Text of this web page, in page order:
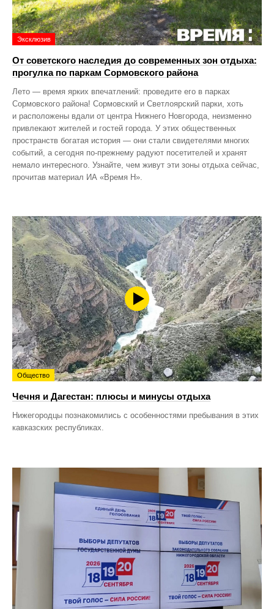
Эксклюзив
От советского наследия до современных зон отдыха:
прогулка по паркам Сормовского района
Лето — время ярких впечатлений: проведите его в парках
Сормовского района! Сормовский и Светлоярский парки, хоть
и расположены вдали от центра Нижнего Новгорода, неизменно
привлекают жителей и гостей города. У этих общественных
пространств богатая история — они стали свидетелями многих
событий, а сегодня по‑прежнему радуют посетителей и хранят
немало интересного. Узнайте, чем живут эти зоны отдыха сейчас,
прочитав материал ИА «Время Н».
Общество
Чечня и Дагестан: плюсы и минусы отдыха
Нижегородцы познакомились с особенностями пребывания в этих
кавказских республиках.